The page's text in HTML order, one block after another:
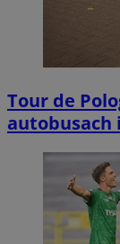
Tour de
autobusach